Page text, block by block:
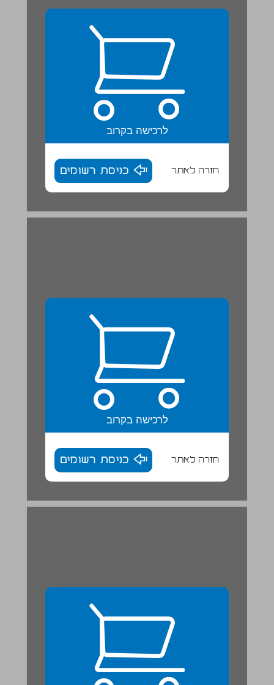
לרכישה בקרוב
חזרה לאתר כניסת רשומים
לרכישה בקרוב
חזרה לאתר כניסת רשומים